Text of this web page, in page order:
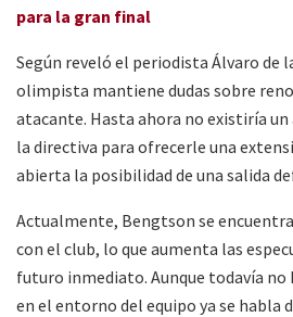
para la gran final
Según reveló el periodista Álvaro de
olimpista mantiene dudas sobre
atacante. Hasta ahora no existiría
la directiva para ofrecerle una
abierta la posibilidad de una salida
Actualmente, Bengtson se
con el club, lo que aumenta las
futuro inmediato. Aunque todavía no
en el entorno del equipo ya se habla